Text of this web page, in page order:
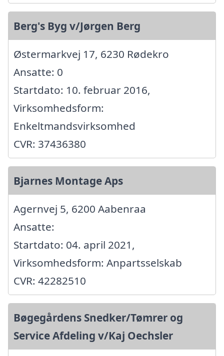
Berg's Byg v/Jørgen Berg
Østermarkvej 17, 6230 Rødekro
Ansatte: 0
Startdato: 10. februar 2016,
Virksomhedsform:
Enkeltmandsvirksomhed
CVR: 37436380
Bjarnes Montage Aps
Agernvej 5, 6200 Aabenraa
Ansatte:
Startdato: 04. april 2021,
Virksomhedsform: Anpartsselskab
CVR: 42282510
Bøgegårdens Snedker/Tømrer og
Service Afdeling v/Kaj Oechsler